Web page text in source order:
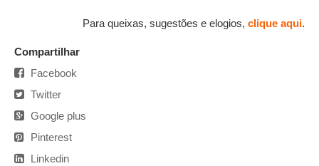
Para queixas, sugestões e elogios, clique aqui.
Compartilhar
Facebook
Twitter
Google plus
Pinterest
Linkedin